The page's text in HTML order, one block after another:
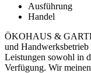
Ausführung
Handel
ÖKOHAUS &
und
Leistungen sowohl in
Verfügung. Wir